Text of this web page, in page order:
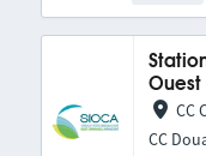
Ouest
CC
CC